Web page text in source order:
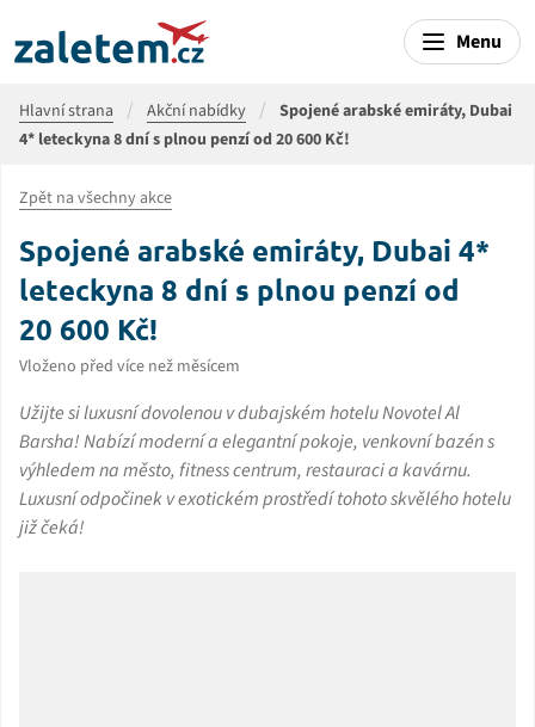
Menu
Hlavní strana Akční nabídky
Spojené arabské emiráty, Dubai
4* leteckyna 8 dní s plnou penzí od 20 600 Kč!
Zpět na všechny akce
Spojené arabské emiráty, Dubai 4*
leteckyna 8 dní s plnou penzí od
20 600 Kč!
Vloženo před více než měsícem
Užijte si luxusní dovolenou v dubajském hotelu Novotel Al
Barsha! Nabízí moderní a elegantní pokoje, venkovní bazén s
výhledem na město, fitness centrum, restauraci a kavárnu.
Luxusní odpočinek v exotickém prostředí tohoto skvělého hotelu
již čeká!